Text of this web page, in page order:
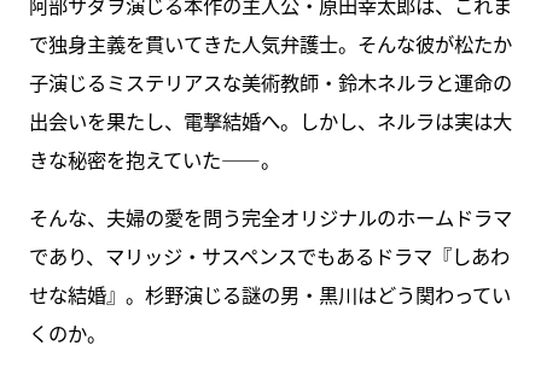
で独身主義を貫いてきた人気弁護士。そんな彼が松たか
子演じるミステリアスな美術教師・鈴木ネルラと運命の
出会いを果たし、電撃結婚へ。しかし、ネルラは実は大
きな秘密を抱えていた――。
そんな、夫婦の愛を問う完全オリジナルのホームドラマ
であり、マリッジ・サスペンスでもあるドラマ『しあわ
せな結婚』。杉野演じる謎の男・黒川はどう関わってい
くのか。